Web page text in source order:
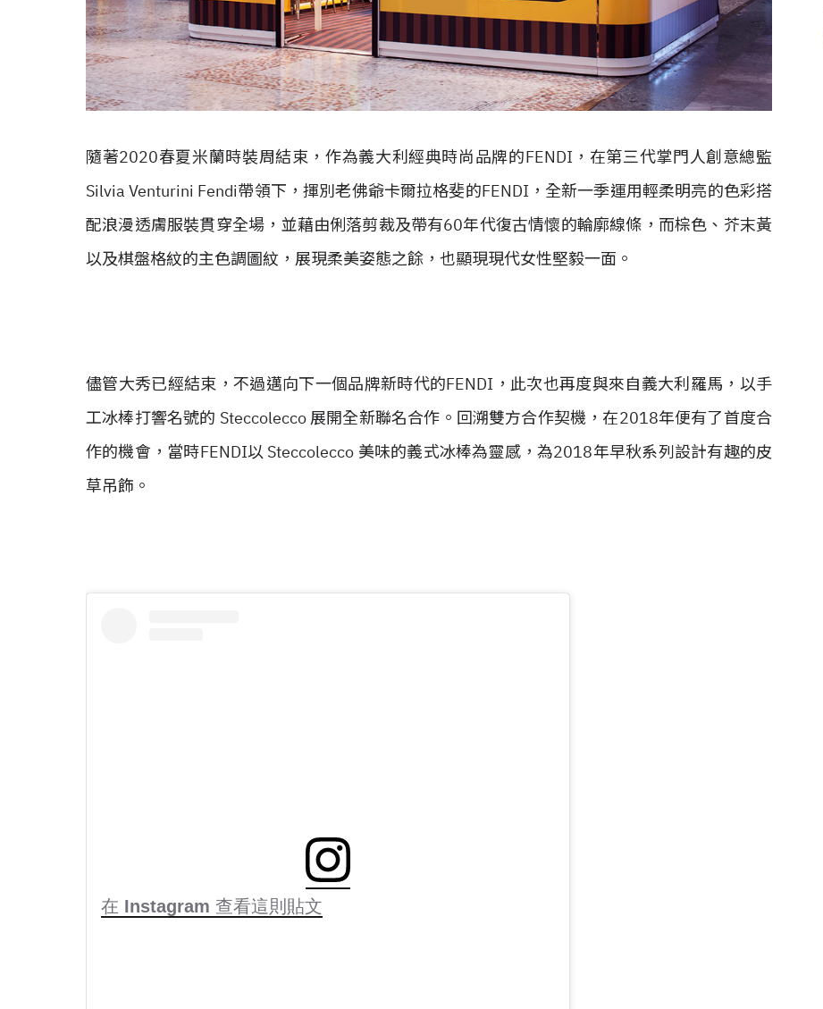
隨著2020春夏米蘭時裝周結束，作為義大利經典時尚品牌的FENDI，在第三代掌門人創意總監
Silvia Venturini Fendi帶領下，揮別老佛爺卡爾拉格斐的FENDI，全新一季運用輕柔明亮的色彩搭
配浪漫透膚服裝貫穿全場，並藉由俐落剪裁及帶有60年代復古情懷的輪廓線條，而棕色、芥末黃
以及棋盤格紋的主色調圖紋，展現柔美姿態之餘，也顯現現代女性堅毅一面。
儘管大秀已經結束，不過邁向下一個品牌新時代的FENDI，此次也再度與來自義大利羅馬，以手
工冰棒打響名號的 Steccolecco 展開全新聯名合作。回溯雙方合作契機，在2018年便有了首度合
作的機會，當時FENDI以 Steccolecco 美味的義式冰棒為靈感，為2018年早秋系列設計有趣的皮
草吊飾。
在 Instagram 查看這則貼文